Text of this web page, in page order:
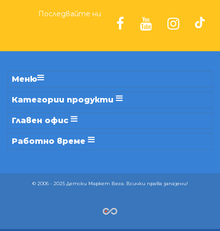
Последвайте ни
Меню
Категории продукти
Главен офис
Работно време
© 2006 - 2025 Детски Маркет Вега. Всички права запазени!